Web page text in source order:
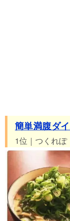
41位 つくれぽ
42位 つくれぽ
43位 つくれぽ
44位 つくれぽ
45位 つくれぽ
46位 つくれぽ
＊
簡単満腹ダ
1位｜つくれぽ